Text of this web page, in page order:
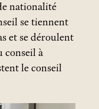
nationalité
se tiennent
et se déroulent
conseil à
le conseil